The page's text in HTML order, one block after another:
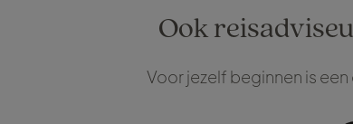
Ook
Voor jezelf beginnen is